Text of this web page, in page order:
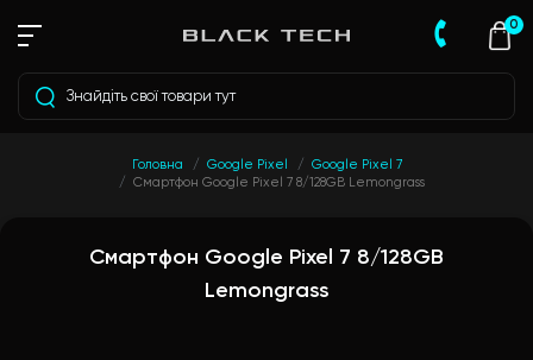
0
Головна Google Pixel
Google Pixel 7
Смартфон Google Pixel 7 8/128GB Lemongrass
Смартфон Google Pixel 7 8/128GB
Lemongrass